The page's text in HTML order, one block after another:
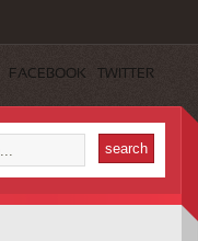
FACEBOOK TWITTER